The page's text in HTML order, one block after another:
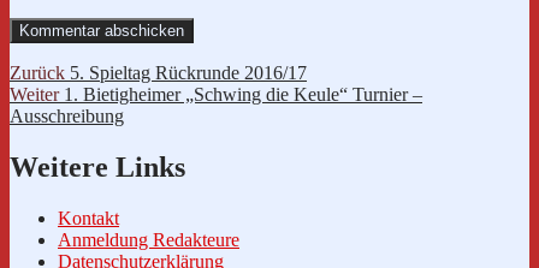
Beitragsnavigation
Zurück Vorheriger
Beitrag:
5. Spieltag Rückrunde 2016/17
Weiter Nächster
Beitrag:
1. Bietigheimer „Schwing die Keule“ Turnier –
Ausschreibung
Weitere Links
Kontakt
Anmeldung Redakteure
Datenschutzerklärung